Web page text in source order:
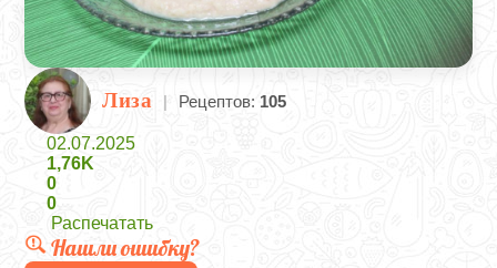
Лиза | Рецептов: 105
02.07.2025
1,76K
0
0
Распечатать
Нашли ошибку?